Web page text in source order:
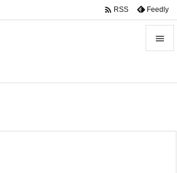

 RSS Feedly